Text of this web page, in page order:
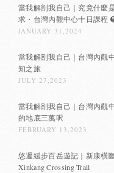
當我解剖我自己｜究竟什麼
求・台灣內觀中心十日課程
JANUARY 31,2024
當我解剖我自己｜台灣內觀
知之旅
JULY 27,2023
當我解剖我自己｜台灣內觀
的地底三萬呎
FEBRUARY 13,2023
悠遲緩步百岳遊記｜新康橫
Xinkang Crossing Trail